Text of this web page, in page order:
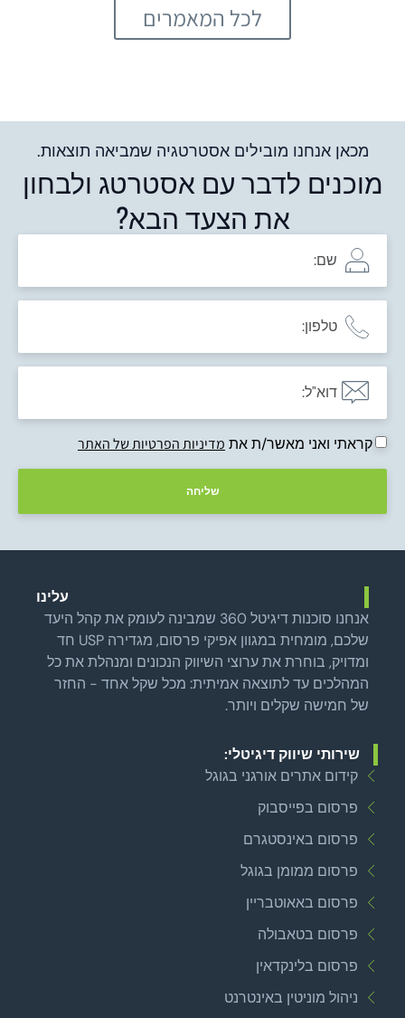
לכל המאמרים
מכאן אנחנו מובילים אסטרטגיה שמביאה תוצאות.
מוכנים לדבר עם אסטרטג ולבחון
את הצעד הבא?
קראתי ואני מאשר/ת את מדיניות הפרטיות של האתר
שליחה
עלינו
אנחנו סוכנות דיגיטל 360 שמבינה לעומק את קהל היעד
שלכם, מומחית במגוון אפיקי פרסום, מגדירה USP חד
ומדויק, בוחרת את ערוצי השיווק הנכונים ומנהלת את כל
המהלכים עד לתוצאה אמיתית: מכל שקל אחד - החזר
של חמישה שקלים ויותר.
שירותי שיווק דיגיטלי:
קידום אתרים אורגני בגוגל
פרסום בפייסבוק
פרסום באינסטגרם
פרסום ממומן בגוגל
פרסום באאוטבריין
פרסום בטאבולה
פרסום בלינקדאין
ניהול מוניטין באינטרנט